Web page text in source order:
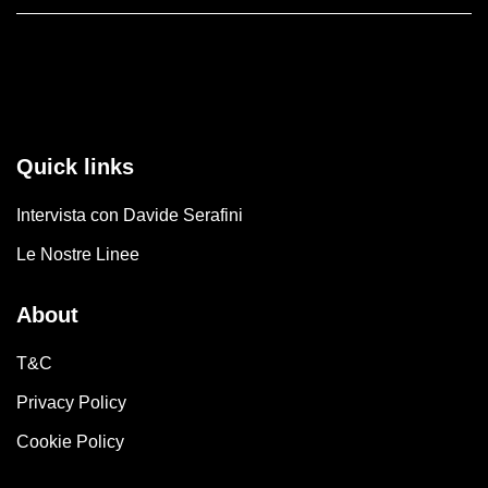
essere
Quick links
Intervista con Davide Serafini
Le Nostre Linee
About
T&C
Privacy Policy
Cookie Policy